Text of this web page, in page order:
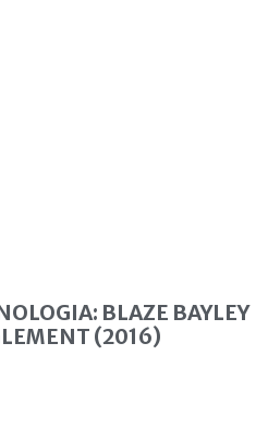
BLAZE BAYLEY
(2016)